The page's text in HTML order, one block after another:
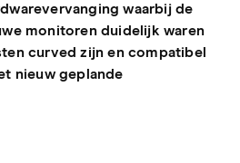
waarbij de
monitoren duidelijk waren
curved zijn en compatibel
nieuw geplande